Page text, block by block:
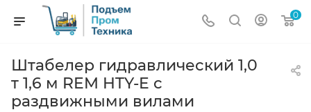
0
Штабелер гидравлический 1,0
т 1,6 м REM HTY-E с
раздвижными вилами